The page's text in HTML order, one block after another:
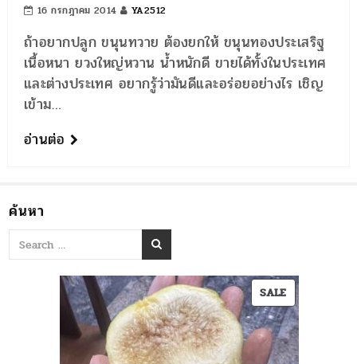
16 กรกฎาคม 2014 YA2512
ถ้าอยากปลูก ขนุนทวาย ต้องยกให้ ขนุนทองประเสริฐ
เนื้อหนา ยวงใหญ่หวาน น้ำหนักดี ขายได้ทั้งในประเทศ
และต่างประเทศ อยากรู้ว่ามันดีและอร่อยอย่างไร เชิญ
เข้าม…
อ่านต่อ
ค้นหา
SALEPRODUCT
ON
SALE